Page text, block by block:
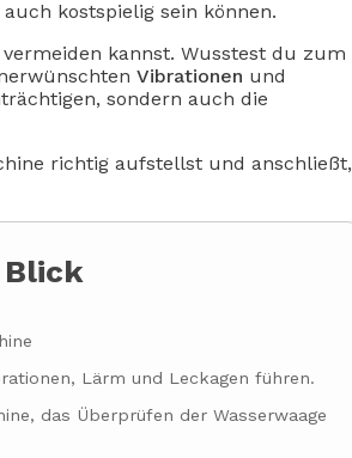
kostspielig sein können.
kannst. Wusstest du zum
Vibrationen und
sondern auch die
richtig aufstellst und anschließt,
Blick
Lärm und Leckagen führen.
das Überprüfen der Wasserwaage